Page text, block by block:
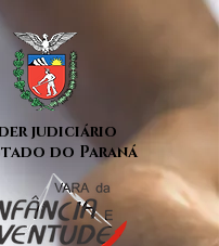
judiciário
do Paraná